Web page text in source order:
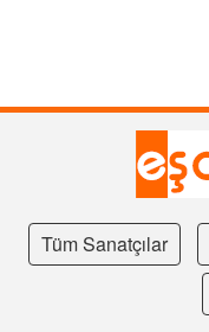
Tüm Sanatçılar